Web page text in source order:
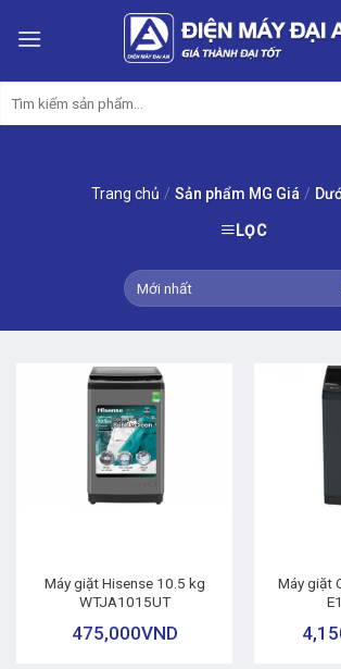
kiếm:
Trang chủ / Sản phẩm MG Giá /
LỌC
Máy giặt Hisense 10.5 kg
WTJA1015UT
475,000VND
Máy giặt